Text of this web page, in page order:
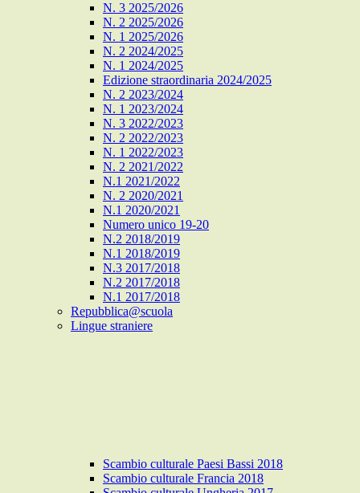
N. 3 2025/2026
N. 2 2025/2026
N. 1 2025/2026
N. 2 2024/2025
N. 1 2024/2025
Edizione straordinaria 2024/2025
N. 2 2023/2024
N. 1 2023/2024
N. 3 2022/2023
N. 2 2022/2023
N. 1 2022/2023
N. 2 2021/2022
N.1 2021/2022
N. 2 2020/2021
N.1 2020/2021
Numero unico 19-20
N.2 2018/2019
N.1 2018/2019
N.3 2017/2018
N.2 2017/2018
N.1 2017/2018
Repubblica@scuola
Lingue straniere
Scambio culturale Paesi Bassi 2018
Scambio culturale Francia 2018